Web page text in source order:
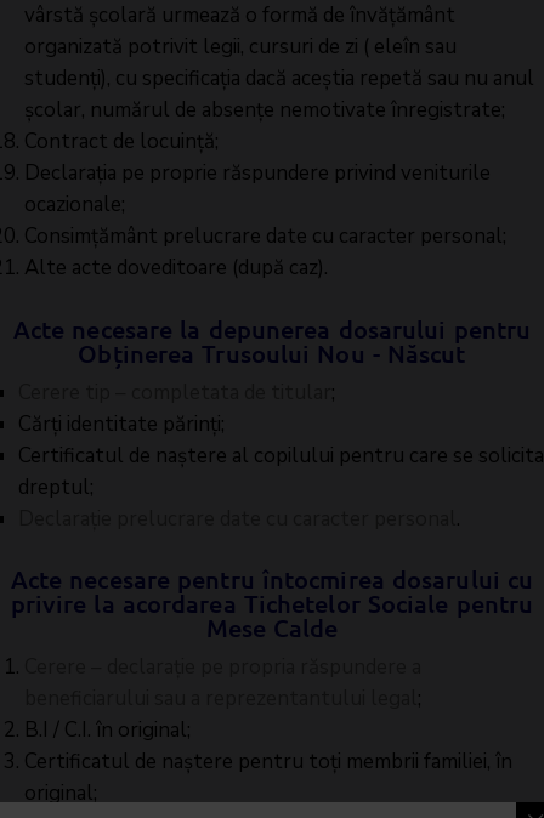
vârstă școlară urmează o formă de învățământ
organizată potrivit legii, cursuri de zi ( eleîn sau
studenți), cu specificația dacă aceștia repetă sau nu anul
școlar, numărul de absențe nemotivate înregistrate;
Contract de locuință;
Declarația pe proprie răspundere privind veniturile
ocazionale;
Consimțământ prelucrare date cu caracter personal;
Alte acte doveditoare (după caz).
Acte necesare la depunerea dosarului pentru
Obținerea Trusoului Nou - Născut
;
Cărți identitate părinți;
Certificatul de naștere al copilului pentru care se solicita
dreptul;
.
Acte necesare pentru întocmirea dosarului cu
privire la acordarea Tichetelor Sociale pentru
Mese Calde
;
B.I / C.I. în original;
Certificatul de naștere pentru toți membrii familiei, în
original;